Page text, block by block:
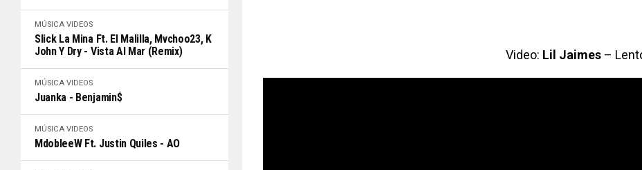
MÚSICA VIDEOS
Slick La Mina Ft. El Malilla, Mvchoo23, K
John Y Dry - Vista Al Mar (Remix)
MÚSICA VIDEOS
Juanka - Benjamin$
MÚSICA VIDEOS
MdobleeW Ft. Justin Quiles - AO
Video: Lil Jaimes–